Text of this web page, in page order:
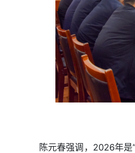
陈元春强调，2026年